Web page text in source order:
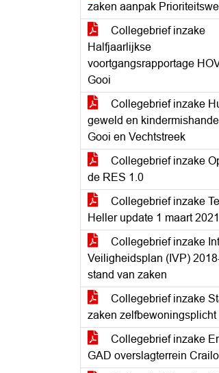
zaken aanpak
Collegebrief inzake
Halfjaarlijkse
voortgangsrapportage
Gooi
Collegebrief inzake
geweld en
Gooi en Vechtstreek
Collegebrief inzake
de RES 1.0
Collegebrief inzake
Heller update 1 maart 2021
Collegebrief inzake
Veiligheidsplan (IVP)
stand van zaken
Collegebrief inzake
zaken zelfbewoningsplicht
Collegebrief inzake
GAD overslagterrein